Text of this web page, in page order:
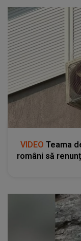
VIDEO Teama
români să